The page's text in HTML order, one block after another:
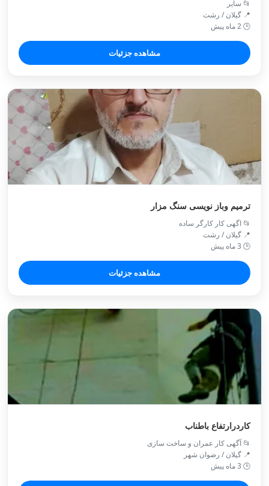
📂 سایر
📍 گیلان / رشت
🕒 2 ماه پیش
مشاهده جزئیات
ترمیم وباز نویسی سنگ مزار
📂 اگهی کار کارگر ساده
📍 گیلان / رشت
🕒 3 ماه پیش
مشاهده جزئیات
کاردرارتفاع باطناب
📂 آگهی کار عمران و ساخت سازی
📍 گیلان / رضوان شهر
🕒 3 ماه پیش